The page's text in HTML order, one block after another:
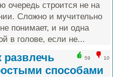
очередь строится не на
Сложно и мучительно
понимает, и ни одна
в голове, если не...
59 10
развлечь
способами